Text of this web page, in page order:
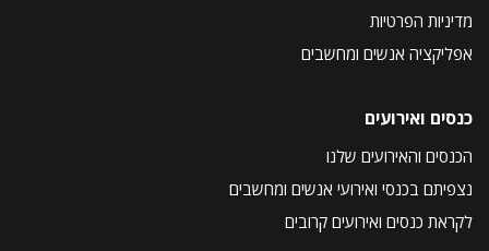
מדיניות הפרטיות
אפליקציה אנשים ומחשבים
כנסים ואירועים
הכנסים והאירועים שלנו
נצפיתם בכנסי ואירועי אנשים ומחשבים
לקראת כנסים ואירועים קרובים